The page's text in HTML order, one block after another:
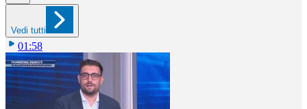
Vedi tutti
01:58